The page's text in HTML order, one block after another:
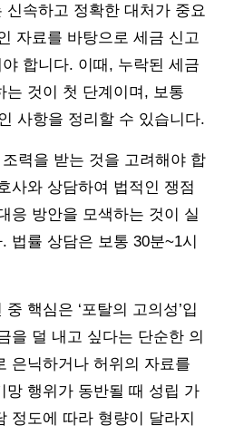
신속하고 정확한 대처가 중요
자료를 바탕으로 세금 신고
합니다. 이때, 누락된 세금
는 것이 첫 단계이며, 보통
사항을 정리할 수 있습니다.
력을 받는 것을 고려해야 합
사와 상담하여 법적인 쟁점
응 방안을 모색하는 것이 실
법률 상담은 보통 30분~1시
핵심은 ‘포탈의 고의성’입
을 덜 내고 싶다는 단순한 의
은닉하거나 허위의 자료를
망 행위가 동반될 때 성립 가
정도에 따라 형량이 달라지